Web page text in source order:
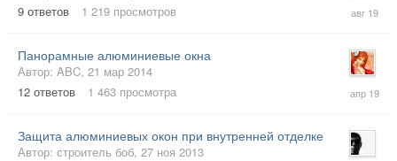
9 ответов 1 219 просмотров
авг
Панорамные алюминиевые окна
Автор: ABC, 21 мар 2014
12 ответов 1 463 просмотра
апр
Защита алюминиевых окон при внутренней отделке
Автор: строитель боб, 27 ноя 2013